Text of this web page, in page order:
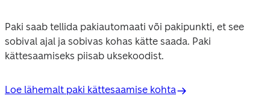
Paki saab tellida pakiautomaati või pakipunkti, et see
sobival ajal ja sobivas kohas kätte saada. Paki
kättesaamiseks piisab uksekoodist.
Loe lähemalt paki kättesaamise kohta